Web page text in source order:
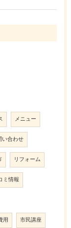
メニュー
い合わせ
リフォーム
ミ情報
用 市民講座